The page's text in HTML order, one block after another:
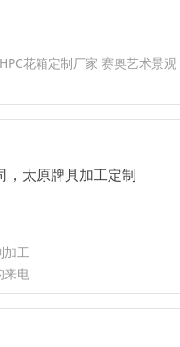
花箱定制厂家 赛奥艺术景观
，太原牌具加工定制
加工
来电